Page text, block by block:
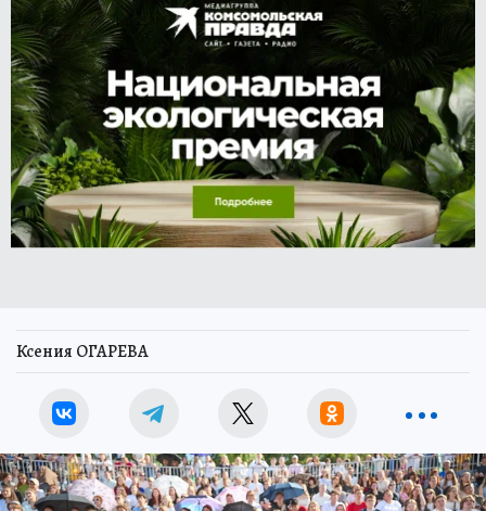
Ксения ОГАРЕВА